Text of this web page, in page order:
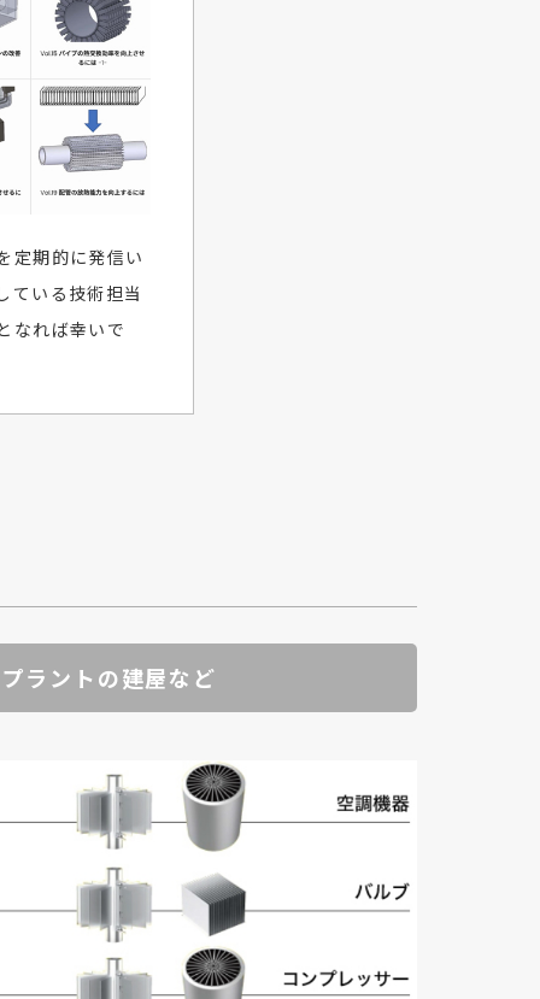
定期的に発信い
ている技術担当
なれば幸いで
ラントの建屋など